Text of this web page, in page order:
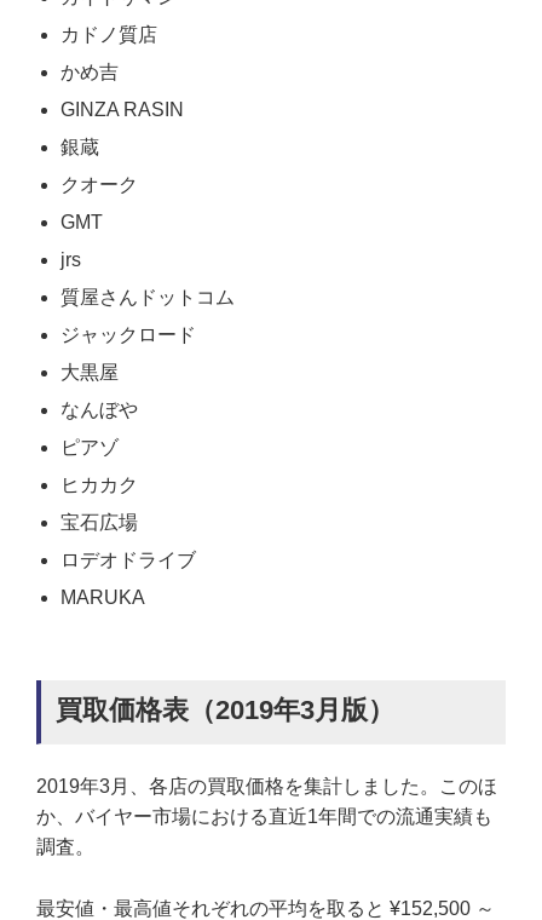
カドノ質店
かめ吉
GINZA RASIN
銀蔵
クオーク
GMT
jrs
質屋さんドットコム
ジャックロード
大黒屋
なんぼや
ピアゾ
ヒカカク
宝石広場
ロデオドライブ
MARUKA
買取価格表（2019年3月版）
2019年3月、各店の買取価格を集計しました。このほ
か、バイヤー市場における直近1年間での流通実績も
調査。
最安値・最高値それぞれの平均を取ると ¥152,500 ～